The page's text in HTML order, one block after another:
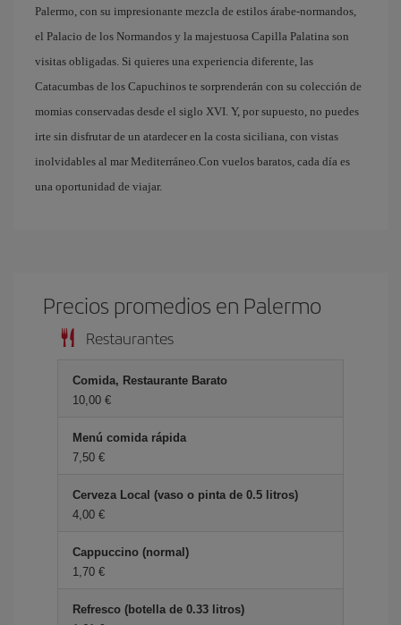
Palermo, con su impresionante mezcla de estilos árabe-normandos,
el Palacio de los Normandos y la majestuosa Capilla Palatina son
visitas obligadas. Si quieres una experiencia diferente, las
Catacumbas de los Capuchinos te sorprenderán con su colección de
momias conservadas desde el siglo XVI. Y, por supuesto, no puedes
irte sin disfrutar de un atardecer en la costa siciliana, con vistas
inolvidables al mar Mediterráneo.Con vuelos baratos, cada día es
una oportunidad de viajar.
Precios promedios en Palermo
Restaurantes
Comida, Restaurante Barato
10,00 €
Menú comida rápida
7,50 €
Cerveza Local (vaso o pinta de 0.5 litros)
4,00 €
Cappuccino (normal)
1,70 €
Refresco (botella de 0.33 litros)